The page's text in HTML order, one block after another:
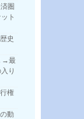
圏
ト
史
→最
り
権
動